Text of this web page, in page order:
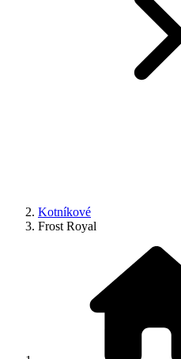
Kotníkové
Frost Royal